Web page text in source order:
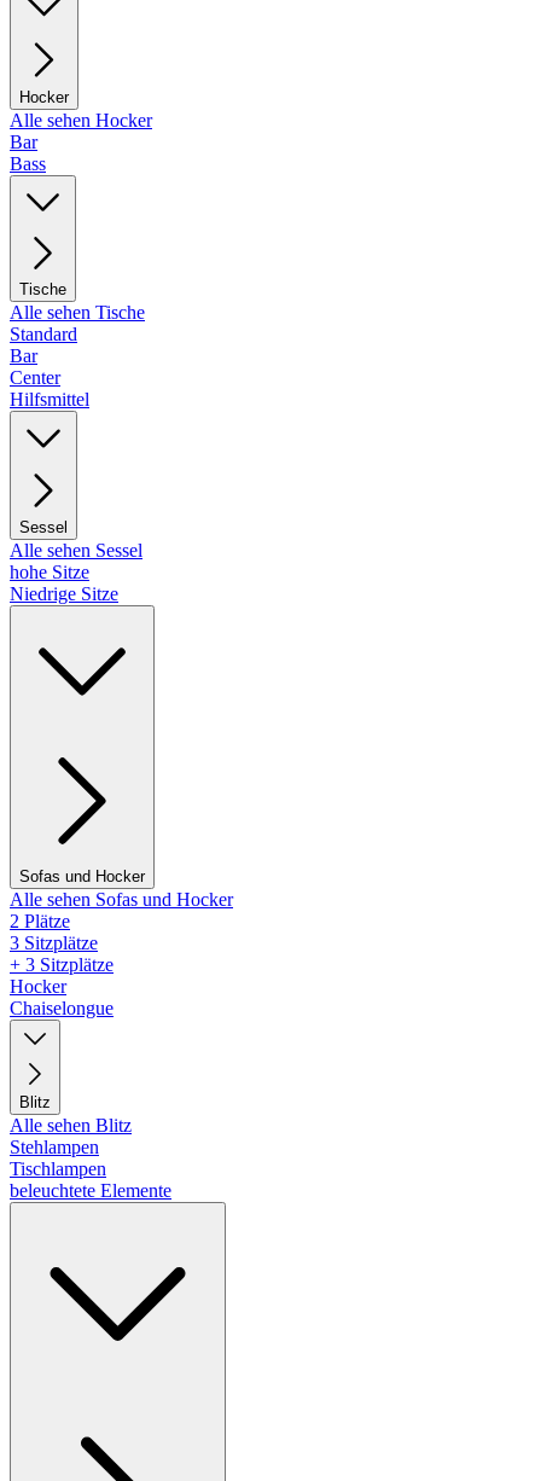
Hocker
Alle sehen Hocker
Bar
Bass
Tische
Alle sehen Tische
Standard
Bar
Center
Hilfsmittel
Sessel
Alle sehen Sessel
hohe Sitze
Niedrige Sitze
Sofas und Hocker
Alle sehen Sofas und Hocker
2 Plätze
3 Sitzplätze
+ 3 Sitzplätze
Hocker
Chaiselongue
Blitz
Alle sehen Blitz
Stehlampen
Tischlampen
beleuchtete Elemente